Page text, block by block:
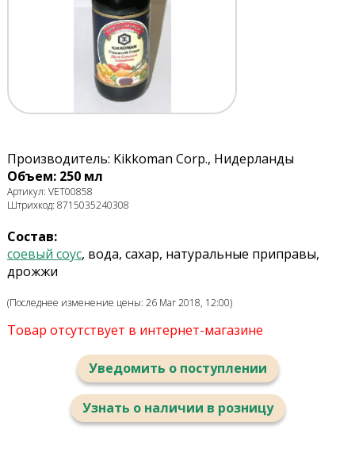
Производитель: Kikkoman Corp., Нидерланды
Объем: 250 мл
Артикул: VET00858
Штрихкод: 8715035240308
Состав:
соевый соус, вода, сахар, натуральные приправы,
дрожжи
(Последнее изменение цены: 26 Mar 2018, 12:00)
Товар отсутствует в интернет-магазине
Уведомить о поступлении
Узнать о наличии в розницу